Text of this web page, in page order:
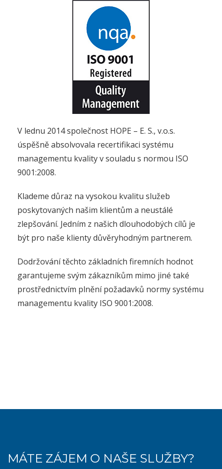
V lednu 2014 společnost HOPE – E. S., v.o.s.
úspěšně absolvovala recertifikaci systému
managementu kvality v souladu s normou ISO
9001:2008.
Klademe důraz na vysokou kvalitu služeb
poskytovaných našim klientům a neustálé
zlepšování. Jedním z našich dlouhodobých cílů je
být pro naše klienty důvěryhodným partnerem.
Dodržování těchto základních firemních hodnot
garantujeme svým zákazníkům mimo jiné také
prostřednictvím plnění požadavků normy systému
managementu kvality ISO 9001:2008.
MÁTE ZÁJEM O NAŠE SLUŽBY?